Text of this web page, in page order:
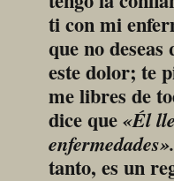
ti con mi
que no
este dolor; te
me libres de
dice que «Él
enfermedades».
tanto, es un